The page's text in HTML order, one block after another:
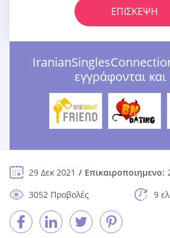
ΕΠΊΣΚΕΨΗ
εγγράφονται
29 Δεκ 2021 Επικαιροποιημενο:
3052 Προβολές
9